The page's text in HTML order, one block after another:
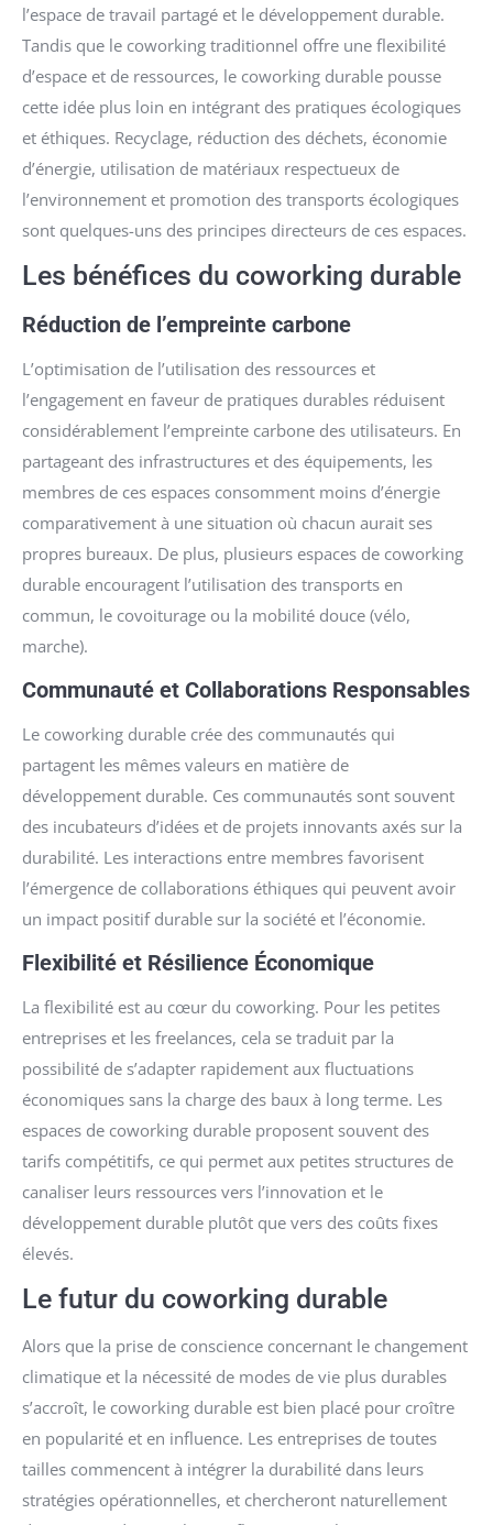
l’espace de travail partagé et le développement durable.
Tandis que le coworking traditionnel offre une flexibilité
d’espace et de ressources, le coworking durable pousse
cette idée plus loin en intégrant des pratiques écologiques
et éthiques. Recyclage, réduction des déchets, économie
d’énergie, utilisation de matériaux respectueux de
l’environnement et promotion des transports écologiques
sont quelques-uns des principes directeurs de ces espaces.
Les bénéfices du coworking durable
Réduction de l’empreinte carbone
L’optimisation de l’utilisation des ressources et
l’engagement en faveur de pratiques durables réduisent
considérablement l’empreinte carbone des utilisateurs. En
partageant des infrastructures et des équipements, les
membres de ces espaces consomment moins d’énergie
comparativement à une situation où chacun aurait ses
propres bureaux. De plus, plusieurs espaces de coworking
durable encouragent l’utilisation des transports en
commun, le covoiturage ou la mobilité douce (vélo,
marche).
Communauté et Collaborations Responsables
Le coworking durable crée des communautés qui
partagent les mêmes valeurs en matière de
développement durable. Ces communautés sont souvent
des incubateurs d’idées et de projets innovants axés sur la
durabilité. Les interactions entre membres favorisent
l’émergence de collaborations éthiques qui peuvent avoir
un impact positif durable sur la société et l’économie.
Flexibilité et Résilience Économique
La flexibilité est au cœur du coworking. Pour les petites
entreprises et les freelances, cela se traduit par la
possibilité de s’adapter rapidement aux fluctuations
économiques sans la charge des baux à long terme. Les
espaces de coworking durable proposent souvent des
tarifs compétitifs, ce qui permet aux petites structures de
canaliser leurs ressources vers l’innovation et le
développement durable plutôt que vers des coûts fixes
élevés.
Le futur du coworking durable
Alors que la prise de conscience concernant le changement
climatique et la nécessité de modes de vie plus durables
s’accroît, le coworking durable est bien placé pour croître
en popularité et en influence. Les entreprises de toutes
tailles commencent à intégrer la durabilité dans leurs
stratégies opérationnelles, et chercheront naturellement